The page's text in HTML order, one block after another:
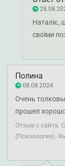
Наталіє,
своїми
лікаря-
Бажаємо
Полина
08.08.2024
Очень
прошел
был в курсе
у меня есть, а
Отзыв с сайта.
(Психология).